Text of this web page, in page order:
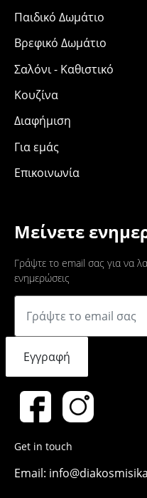
Μείνετε
Γράψτε το email σας για να
ενημερώσεις
Εγγραφή
Get in touch
Email:
Παιδικό Δωμάτιο
Βρεφικό Δωμάτιο
Σαλόνι - Καθιστικό
Κουζίνα
Διαφήμιση
Για εμάς
Επικοινωνία